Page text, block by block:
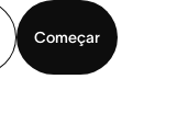
Começar